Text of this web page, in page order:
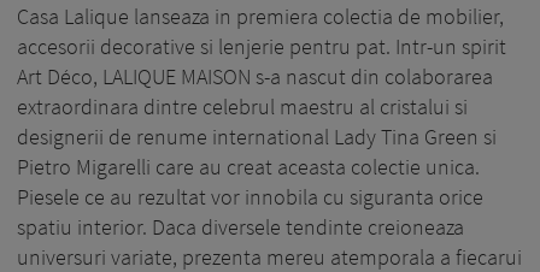
Casa Lalique lanseaza in premiera colectia de mobilier,
accesorii decorative si lenjerie pentru pat. Intr-un spirit
Art Déco, LALIQUE MAISON s-a nascut din colaborarea
extraordinara dintre celebrul maestru al cristalui si
designerii de renume international Lady Tina Green si
Pietro Migarelli care au creat aceasta colectie unica.
Piesele ce au rezultat vor innobila cu siguranta orice
spatiu interior. Daca diversele tendinte creioneaza
universuri variate, prezenta mereu atemporala a fiecarui